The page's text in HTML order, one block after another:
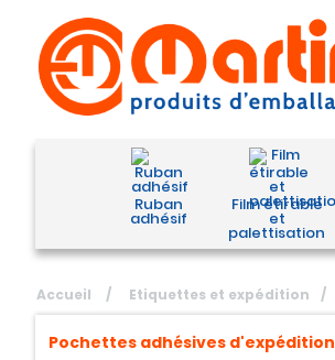
Ruban
adhésif
Film étirable
et
palettisation
Accueil / Etiquettes et expédition /
Pochettes adhésives d'expédition